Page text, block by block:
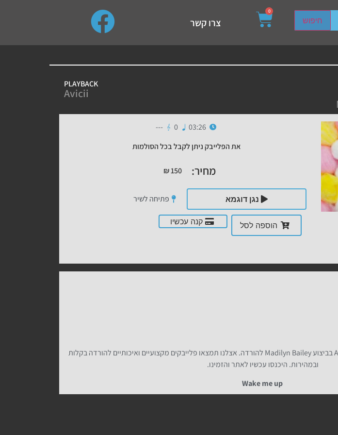
חיפוש
up and down arrows to review and enter to go to the desired page. Touch device users,
0
צרו קשר
PLAYBACK
Avicii
03:26
0
---
את הפלייבק ניתן לקבל בכל הסולמות
מחיר: ₪150
נגן דוגמא פתיחה לשיר
הוספה לסל קנה עכשיו
פלייבק Wake me up בביצוע האומן Avicii בביצוע Madilyn Bailey להורדה. אצלנו תמצאו פלייבקים מקצועיים ואיכותיים להורדה בקלות
ובמהירות. היכנסו עכשיו לאתר והזמינו.
Wake me up